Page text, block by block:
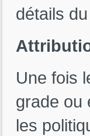
détails
Une fois
grade ou
les